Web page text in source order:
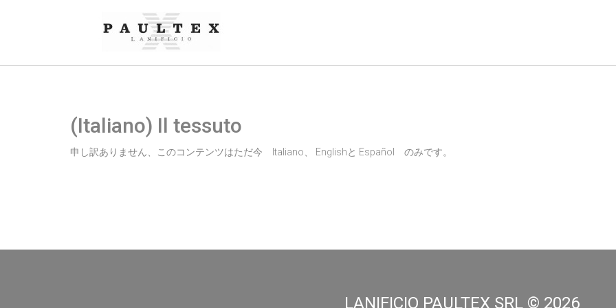
(Italiano) Il tessuto
申し訳ありません、このコンテンツはただ今 Italiano Englishと Español のみです。
LANIFICIO PAULTEX SRL © 2026